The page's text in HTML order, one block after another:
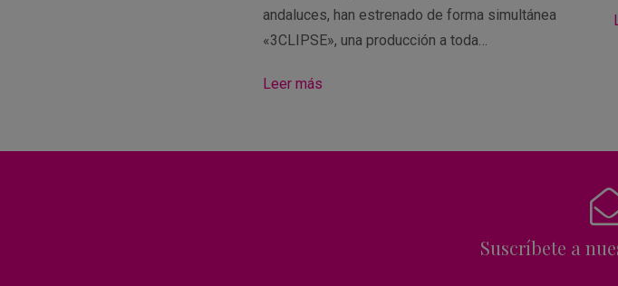
andaluces, han estrenado de forma simultánea
«3CLIPSE», una producción a toda…
Leer más
Suscríbete a